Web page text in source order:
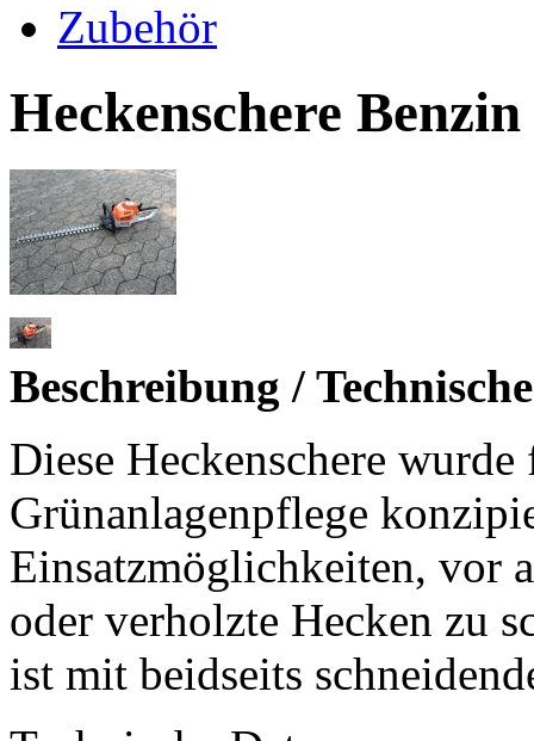
Zubehör
Heckenschere Benzin
Beschreibung /
Diese Heckenschere
Grünanlagenpflege
Einsatzmöglichkeiten, vor
oder verholzte Hecken zu
ist mit beidseits